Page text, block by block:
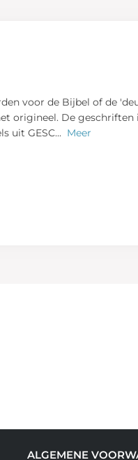
voor de Bijbel of de
origineel. De geschriften
uit GESC... Meer
ALGEMENE